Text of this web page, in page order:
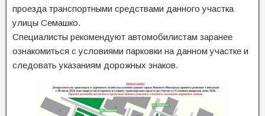
проезда транспортными средствами данного участка
улицы Семашко.
Специалисты рекомендуют автомобилистам заранее
ознакомиться с условиями парковки на данном участке и
следовать указаниям дорожных знаков.